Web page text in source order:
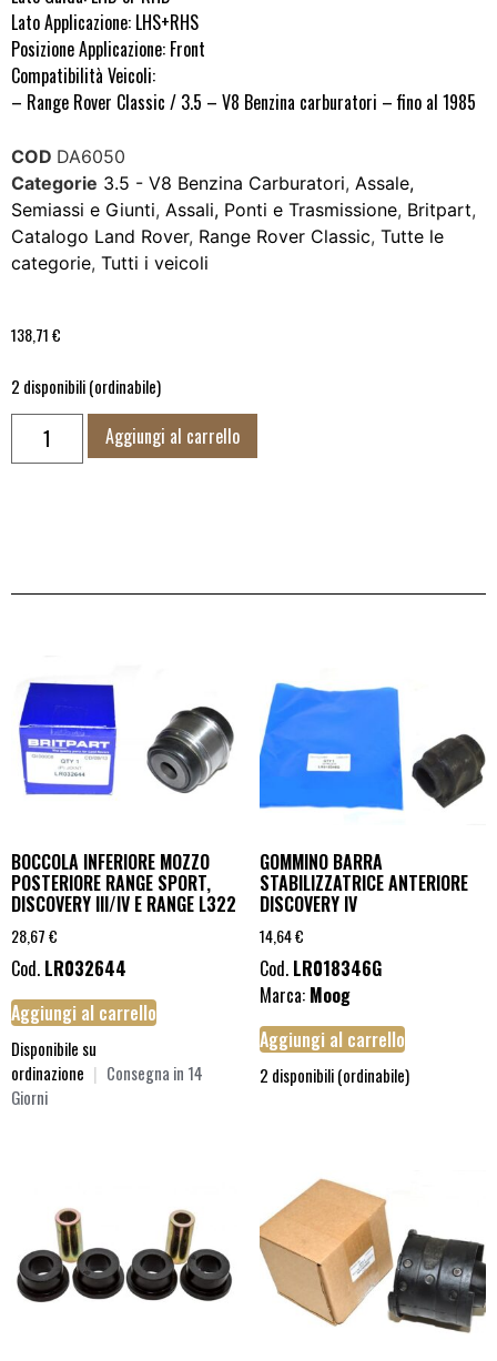
Lato Applicazione: LHS+RHS
Posizione Applicazione: Front
Compatibilità Veicoli:
– Range Rover Classic / 3.5 – V8 Benzina carburatori – fino al 1985
COD DA6050
Categorie 3.5 - V8 Benzina Carburatori, Assale,
Semiassi e Giunti, Assali, Ponti e Trasmissione, Britpart,
Catalogo Land Rover, Range Rover Classic, Tutte le
categorie, Tutti i veicoli
138,71€
2 disponibili (ordinabile)
Aggiungi al carrello
BOCCOLA INFERIORE MOZZO
POSTERIORE RANGE SPORT,
DISCOVERY III/IV E RANGE L322
28,67€
Cod. LR032644
Aggiungi al carrello
Disponibile su
ordinazione | Consegna in 14
Giorni
GOMMINO BARRA
STABILIZZATRICE ANTERIORE
DISCOVERY IV
14,64€
Cod. LR018346G
Marca: Moog
Aggiungi al carrello
2 disponibili (ordinabile)